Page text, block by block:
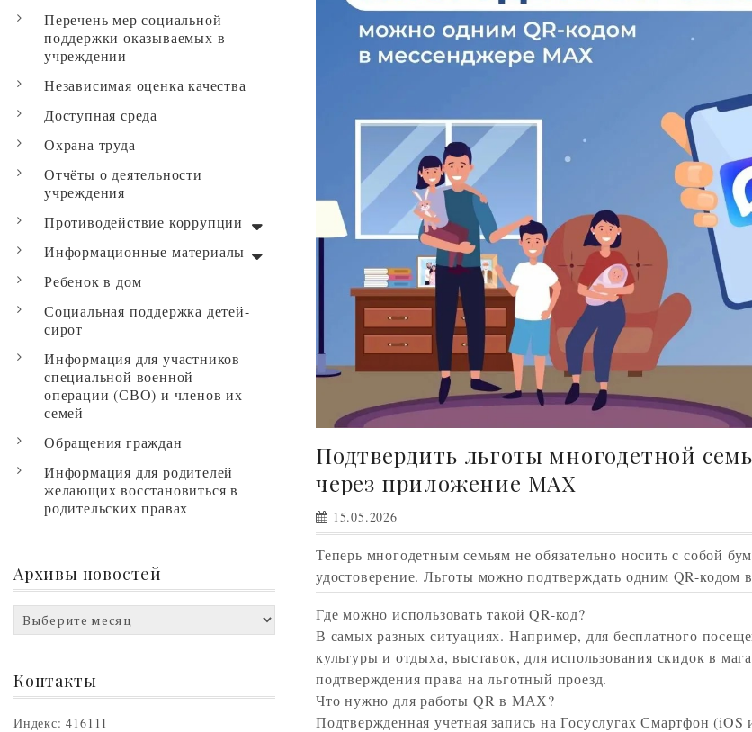
Подтвердить льготы многодетной
через приложение МАХ
15.05.2026
Теперь многодетным семьям не обязательно носить с собой
удостоверение. Льготы можно подтверждать одним QR-кодом
Где можно использовать такой QR-код?
В самых разных ситуациях. Например, для бесплатного
культуры и отдыха, выставок, для использования скидок в
подтверждения права на льготный проезд.
Что нужно для работы QR в МАХ?
Подтвержденная учетная запись на Госуслугах Смартфон
Перечень мер социальной
поддержки оказываемых в
учреждении
Независимая оценка качества
Доступная среда
Охрана труда
Отчёты о деятельности
учреждения
Противодействие коррупции
Информационные материалы
Ребенок в дом
Социальная поддержка детей-
сирот
Информация для участников
специальной военной
операции (СВО) и членов их
семей
Обращения граждан
Информация для родителей
желающих восстановиться в
родительских правах
Архивы новостей
Архивы
новостей
Контакты
Индекс: 416111